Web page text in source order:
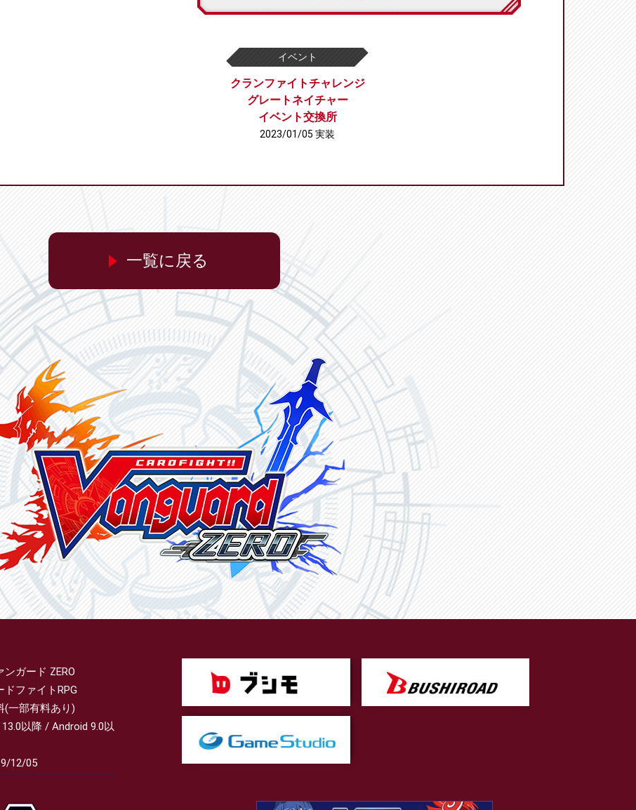
イベント
クランファイトチャレンジ
グレートネイチャー
イベント交換所
2023/01/05 実装
一覧に戻る
ヴァンガード ZERO
ンガード ZERO
ドファイトRPG
(一部有料あり)
13.0以降 / Android 9.0以
12/05